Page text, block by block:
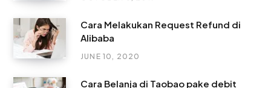
Cara Melakukan Request Refund di
Alibaba
JUNE 10, 2020
Cara Belanja di Taobao pake debit